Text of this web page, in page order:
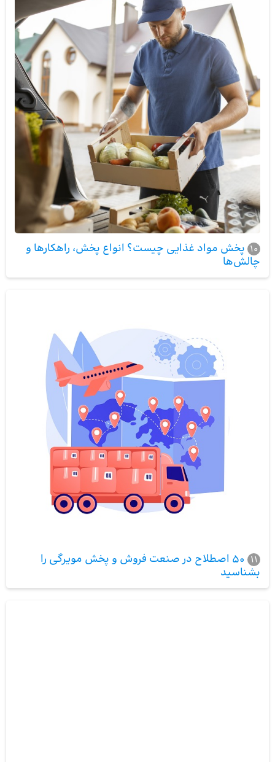
10 پخش مواد غذایی چیست؟ انواع پخش، راهکارها و
چالش‌ها
11
50 اصطلاح در صنعت فروش و پخش مویرگی را
بشناسید